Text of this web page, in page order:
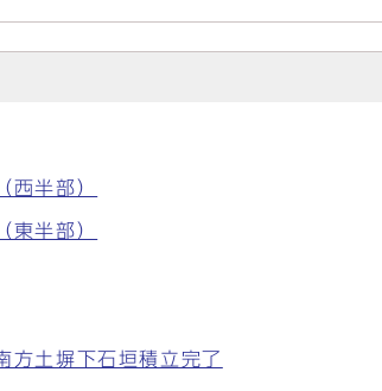
半部）
半部）
土塀下石垣積立完了